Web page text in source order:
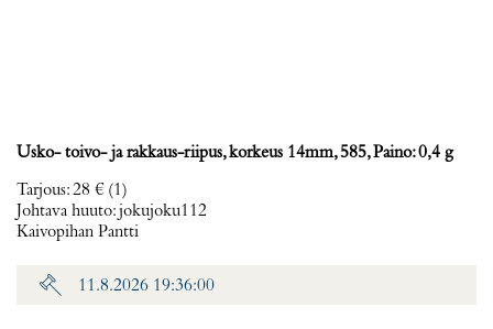
Usko- toivo- ja rakkaus-riipus, korkeus 14mm, 585, Paino: 0,4 g
Tarjous:28 € (1)
Johtava huuto:jokujoku112
Kaivopihan Pantti
11.8.2026 19:36:00